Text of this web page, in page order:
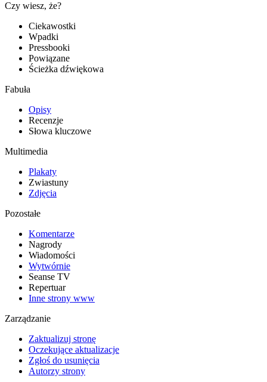
Czy wiesz, że?
Ciekawostki
Wpadki
Pressbooki
Powiązane
Ścieżka dźwiękowa
Fabuła
Opisy
Recenzje
Słowa kluczowe
Multimedia
Plakaty
Zwiastuny
Zdjęcia
Pozostałe
Komentarze
Nagrody
Wiadomości
Wytwórnie
Seanse TV
Repertuar
Inne strony www
Zarządzanie
Zaktualizuj stronę
Oczekujące aktualizacje
Zgłoś do usunięcia
Autorzy strony